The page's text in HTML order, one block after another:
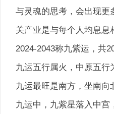
与灵魂的思考，会出现更
关产业是与每个人均息息
2024-2043称九紫运，共
九运五行属火，中原五
九运最旺是南方，坐南
九运中，九紫星落入中